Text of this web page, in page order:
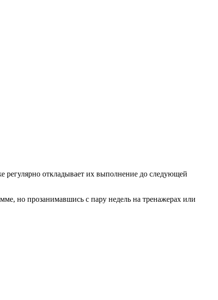
регулярно откладывает их выполнение до следующей
но прозанимавшись с пару недель на тренажерах или